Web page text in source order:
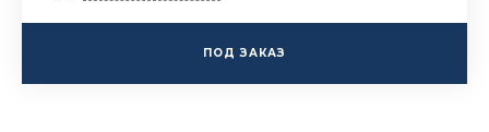
ПОД ЗАКАЗ